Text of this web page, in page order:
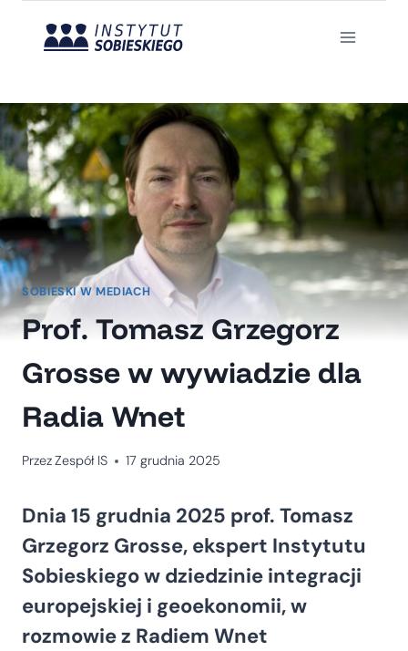
SOBIESKI W MEDIACH
Prof. Tomasz Grzegorz
Grosse w wywiadzie dla
Radia Wnet
PrzezZespół IS 17 grudnia 2025
Dnia 15 grudnia 2025 prof. Tomasz
Grzegorz Grosse, ekspert Instytutu
Sobieskiego w dziedzinie integracji
europejskiej i geoekonomii, w
rozmowie z Radiem Wnet